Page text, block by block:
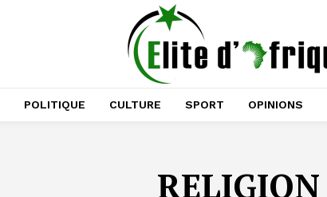
POLITIQUE CULTURE SPORT OPINIONS
RELIGION